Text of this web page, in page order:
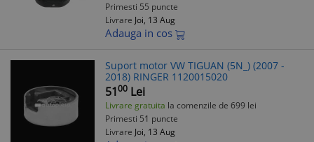
Primesti 55 puncte
Livrare Joi, 13 Aug
Adauga in cos
Suport motor VW TIGUAN (5N_) (2007 -
2018) RINGER 1120015020
5100 Lei
Livrare gratuita la comenzile de 699 lei
Primesti 51 puncte
Livrare Joi, 13 Aug